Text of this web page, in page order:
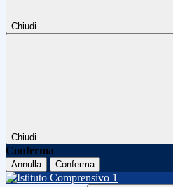
Chiudi
Chiudi
Conferma
Annulla Conferma